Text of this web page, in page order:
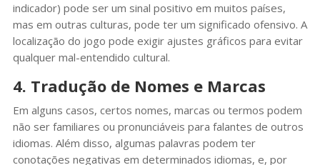
indicador) pode ser um sinal positivo em muitos países,
mas em outras culturas, pode ter um significado ofensivo. A
localização do jogo pode exigir ajustes gráficos para evitar
qualquer mal-entendido cultural.
4. Tradução de Nomes e Marcas
Em alguns casos, certos nomes, marcas ou termos podem
não ser familiares ou pronunciáveis para falantes de outros
idiomas. Além disso, algumas palavras podem ter
conotações negativas em determinados idiomas, e, por